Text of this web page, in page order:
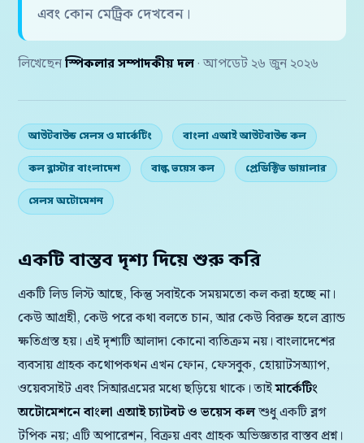
এবং কোন মেট্রিক দেখবেন।
লিখেছেন স্পিকলার সম্পাদকীয় দল · আপডেট ২৬ জুন ২০২৬
আউটবাউন্ড সেলস ও মার্কেটিং বাংলা এআই আউটবাউন্ড কল
কল ব্লাস্টার বাংলাদেশ বাল্ক ভয়েস কল প্রেডিক্টিভ ডায়ালার
সেলস অটোমেশন
একটি বাস্তব দৃশ্য দিয়ে শুরু করি
একটি লিড লিস্ট আছে, কিন্তু সবাইকে সময়মতো কল করা হচ্ছে না।
কেউ আগ্রহী, কেউ পরে কথা বলতে চান, আর কেউ বিরক্ত হলে ব্র্যান্ড
ক্ষতিগ্রস্ত হয়। এই দৃশ্যটি আলাদা কোনো ব্যতিক্রম নয়। বাংলাদেশের
ব্যবসায় গ্রাহক কথোপকথন এখন ফোন, ফেসবুক, হোয়াটসঅ্যাপ,
ওয়েবসাইট এবং সিআরএমের মধ্যে ছড়িয়ে থাকে। তাইমার্কেটিং
অটোমেশনে বাংলা এআই চ্যাটবট ও ভয়েস কলশুধু একটি ব্লগ
টপিক নয়; এটি অপারেশন, বিক্রয় এবং গ্রাহক অভিজ্ঞতার বাস্তব প্রশ্ন।